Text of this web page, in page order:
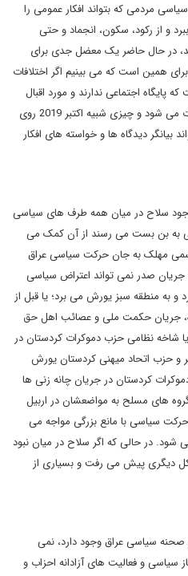
سیاسی مردمی که بتواند افکار عمومی را
و از رکود، سکون، انجماد و حتی
در حال حاضر یک معضل جدی برای
همین است که می بینیم اگر اختلافات
اجتماعی ندارند و مورد اقبال
مردم قرار نمی گیرد یا وقتی که تظاهرات می شود و چیزی شبیه اکتبر 2019 روی
دیدگاه ها و خواسته های افکار
وجود سلاح در میان همه طرف های سیاسی
به بن بست می رسند از آن کمک می
مهلک به جان حرکت سیاسی عراق
جریان صدر نمی تواند اعتراض سیاسی
به منطقه سبز یورش می برد؛ یا قبل از
جریان حکمت ملی و عصائب اهل حق
یا شاخه نظامی حزب دموکرات کردستان در
و حزب اتحاد میهنی کردستان یورش
کردستان در جریان چانه زنی ها
های مسلح به مواضعشان در اربیل
سیاسی با مانع بزرگی مواجه می
در حالی که اگر سلاح در میان نبود
دیگری پیش می رفت و بسیاری از
صحنه سیاسی عراق وجود دارد، نمی
سیاسی و فعالیت های آزادانه احزاب و